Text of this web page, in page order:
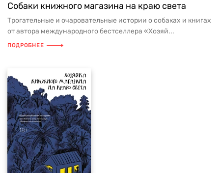
Собаки книжного магазина на краю света
Трогательные и очаровательные истории о собаках и книгах
от автора международного бестселлера «Хозяй...
ПОДРОБНЕЕ